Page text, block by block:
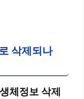
삭제되나
체정보 삭제